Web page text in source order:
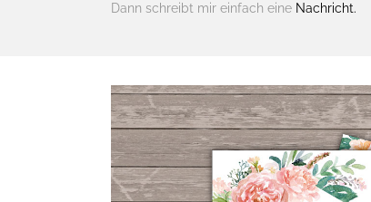
Dann schreibt mir einfach eine Nachricht.